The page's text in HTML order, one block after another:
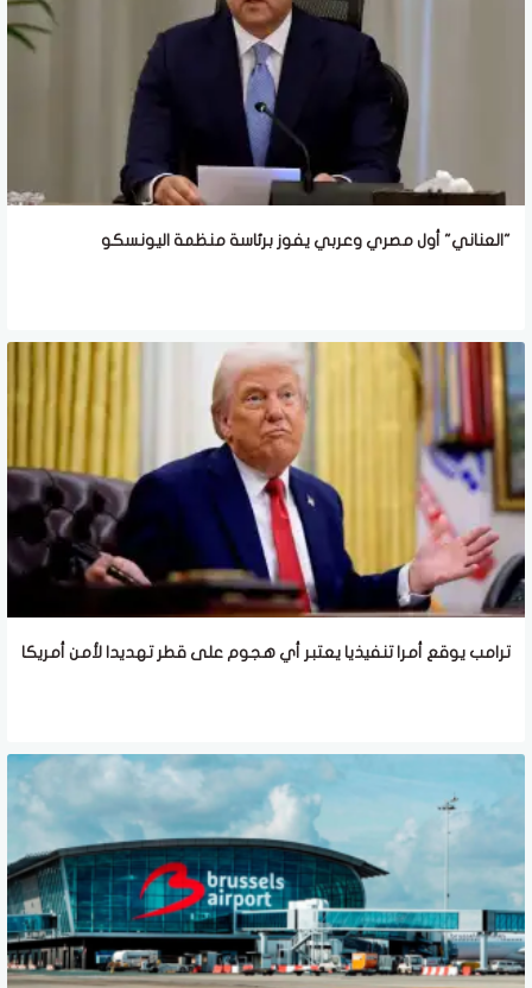
"العناني" أول مصري وعربي يفوز برئاسة منظمة اليونسكو
ترامب يوقع أمرا تنفيذيا يعتبر أي هجوم على قطر تهديدا لأمن أمريكا